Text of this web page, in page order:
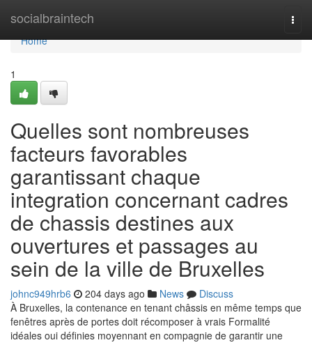
socialbraintech
Home
Home
1
Quelles sont nombreuses
facteurs favorables
garantissant chaque
integration concernant cadres
de chassis destines aux
ouvertures et passages au
sein de la ville de Bruxelles
johnc949hrb6 204 days ago News
Discuss
À Bruxelles, la contenance en tenant châssis en même temps que
fenêtres après de portes doit récomposer à vrais Formalité
idéales oui définies moyennant en compagnie de garantir une